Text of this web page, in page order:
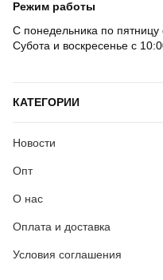
Режим работы
С понедельника по
Субота и воскресенье с
КАТЕГОРИИ
Новости
Опт
О нас
Оплата и доставка
Условия соглашения